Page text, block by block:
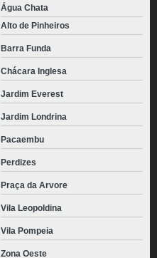
Água Chata
Alto de Pinheiros
Barra Funda
Chácara Inglesa
Jardim Everest
Jardim Londrina
Pacaembu
Perdizes
Praça da Arvore
Vila Leopoldina
Vila Pompeia
Zona Oeste